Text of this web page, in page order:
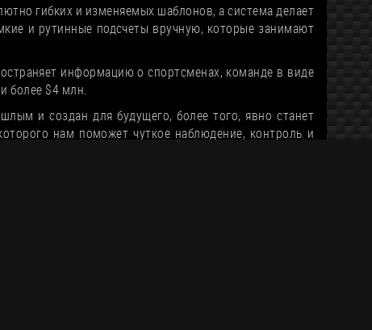
гибких и изменяемых шаблонов, а система делает
и рутинные подсчеты вручную, которые занимают
информацию о спортсменах, команде в виде
более $4 млн.
и создан для будущего, более того, явно станет
нам поможет чуткое наблюдение, контроль и